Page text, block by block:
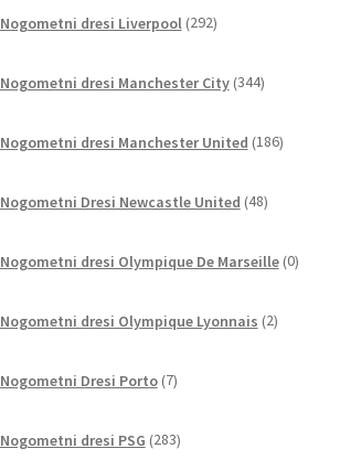
Nogometni dresi Liverpool 292izdelkov
Nogometni dresi Manchester City 344izdelkov
Nogometni dresi Manchester United 186izdelkov
Nogometni Dresi Newcastle United 48izdelkov
Nogometni dresi Olympique De Marseille 0
Nogometni dresi Olympique Lyonnais 2izdelka
Nogometni Dresi Porto 7izdelkov
Nogometni dresi PSG 283izdelkov